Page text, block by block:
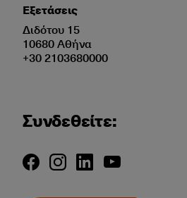
Εξετάσεις
Διδότου 15
10680 Αθήνα
+30 2103680000
Συνδεθείτε: